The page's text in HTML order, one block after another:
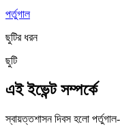
পর্তুগাল
ছুটির ধরন
ছুটি
এই ইভেন্ট সম্পর্কে
স্বায়ত্তশাসন দিবস হলো